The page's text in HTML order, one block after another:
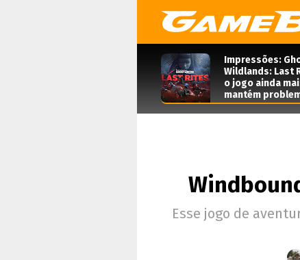
Impressões:
Wildlands: Last
o jogo ainda
mantém
Esse jogo de